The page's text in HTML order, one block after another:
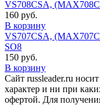
VS708CSA,
160 руб.
В корзину
VS707CSA,
SO8
150 руб.
В корзину
Сайт russleader.ru
характер и ни при
офертой. Для